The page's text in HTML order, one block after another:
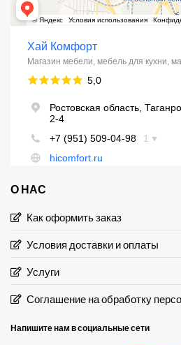
О НАС
Как оформить заказ
Условия доставки и оплаты
Услуги
Соглашение на обработку
Напишите нам в социальные сети